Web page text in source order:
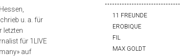
11 FREUNDE
EROBIQUE
FIL
MAX GOLDT
u. a. für
letzten
für 1LIVE
auf